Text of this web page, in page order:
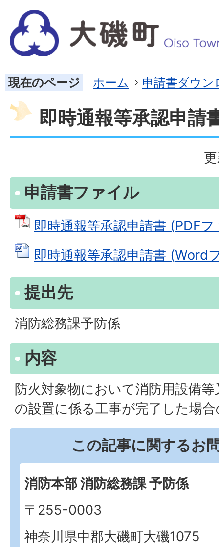
現在のページ ホーム 申請書ダウン
即時通報等承認申請
申請書ファイル
即時通報等承認申請書 (PDF
即時通報等承認申請書 (Word
提出先
消防総務課予防係
内容
防火対象物において消防用設備
の設置に係る工事が完了した場
この記事に関するお
消防本部 消防総務課 予防係
〒255-0003
神奈川県中郡大磯町大磯1075